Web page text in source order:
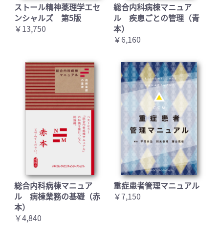
ストール精神薬理学エセ
ンシャルズ 第5版
￥13,750
総合内科病棟マニュア
ル 疾患ごとの管理（青
本）
￥6,160
総合内科病棟マニュア
ル 病棟業務の基礎（赤
本）
￥4,840
重症患者管理マニュアル
￥7,150